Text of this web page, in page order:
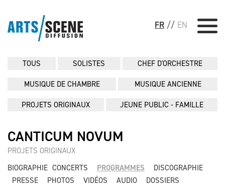
FR // EN
TOUS SOLISTES CHEF D'ORCHESTRE
MUSIQUE DE CHAMBRE MUSIQUE ANCIENNE
PROJETS ORIGINAUX JEUNE PUBLIC - FAMILLE
CANTICUM NOVUM
PROJETS ORIGINAUX
BIOGRAPHIE CONCERTS PROGRAMMES
DISCOGRAPHIE
PRESSE
PHOTOS VIDÉOS AUDIO DOSSIERS